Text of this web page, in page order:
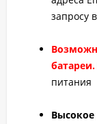
запросу
батареи.
питания